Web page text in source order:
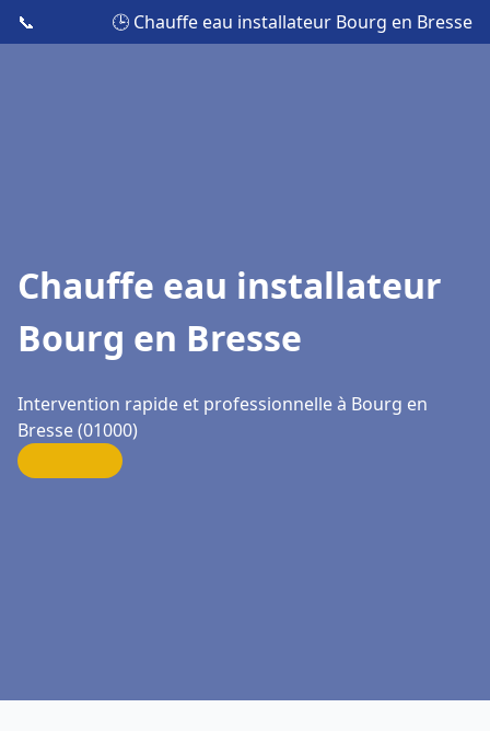
📞 🕒 Chauffe eau installateur Bourg en Bresse
Chauffe eau installateur
Bourg en Bresse
Intervention rapide et professionnelle à Bourg en
Bresse (01000)